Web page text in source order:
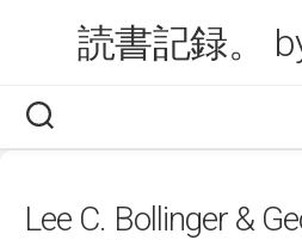
読書記録。
Lee C. Bollinger &